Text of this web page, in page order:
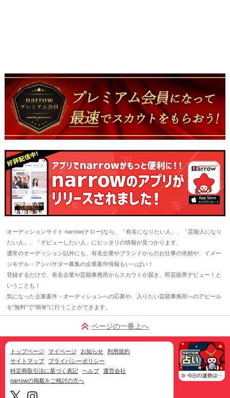
オーディションサイト narrow(ナロー)なら、「有名になりたい人」、「芸能人になり
たい人」、「デビューしたい人」にピッタリの情報が見つかります。
通常のオーディション以外にも、有名企業やブランドからのお仕事の依頼や、イメー
ジモデル・アンバサダー募集の企業案件情報もいっぱい！
登録するだけで、有名企業や芸能事務所からスカウトが届き、即芸能界デビュー！と
いうことも！
気になった企業案件・オーディションへの応募や、入りたい芸能事務所へのアピール
を"無料"で"簡単"に行うことができます。
ページの一番上へ
トップページ マイページ お知らせ
利用規約
サイトマップ
プライバシーポリシー
特定商取引法に基づく表記
ヘルプ
運営会社
narrowの掲載をご検討の方へ